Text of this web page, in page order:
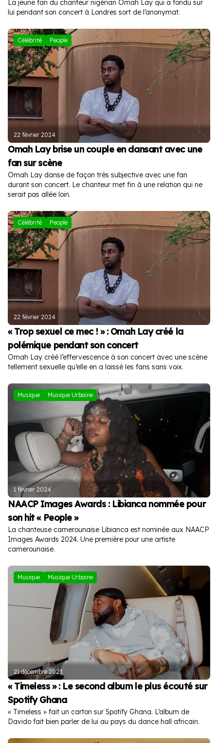
La jeune fan du chanteur nigérian Omah Lay qui a fondu sur
lui pendant son concert à Londres sort de l’anonymat.
Célébrité People
22 février 2024
Omah Lay brise un couple en dansant avec une
fan sur scène
Omah Lay danse de façon très subjective avec une fan
durant son concert. Le chanteur met fin à une relation qui ne
serait pas allée loin.
Célébrité People
22 février 2024
« Trop sexuel ce mec ! » : Omah Lay créé la
polémique pendant son concert
Omah Lay créé l’effervescence à son concert avec une scène
tellement sexuelle qu’elle en a laissé les fans sans voix.
Musique Musique Urbaine
1 février 2024
NAACP Images Awards : Libianca nommée pour
son hit « People »
La chanteuse camerounaise Libianca est nominée aux NAACP
Images Awards 2024. Une première pour une artiste
camerounaise.
Musique Musique Urbaine
21 décembre 2023
« Timeless » : Le second album le plus écouté sur
Spotify Ghana
« Timeless » fait un carton sur Spotify Ghana. L’album de
Davido fait bien parler de lui au pays du dance hall africain.